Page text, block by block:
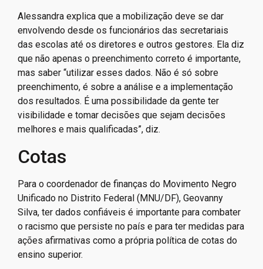
Alessandra explica que a mobilização deve se dar
envolvendo desde os funcionários das secretariais
das escolas até os diretores e outros gestores. Ela diz
que não apenas o preenchimento correto é importante,
mas saber “utilizar esses dados. Não é só sobre
preenchimento, é sobre a análise e a implementação
dos resultados. É uma possibilidade da gente ter
visibilidade e tomar decisões que sejam decisões
melhores e mais qualificadas”, diz.
Cotas
Para o coordenador de finanças do Movimento Negro
Unificado no Distrito Federal (MNU/DF), Geovanny
Silva, ter dados confiáveis é importante para combater
o racismo que persiste no país e para ter medidas para
ações afirmativas como a própria política de cotas do
ensino superior.